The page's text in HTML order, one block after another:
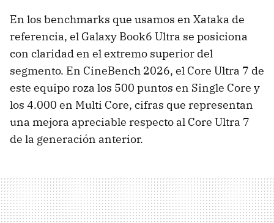
En los benchmarks que usamos en Xataka de
referencia, el Galaxy Book6 Ultra se posiciona
con claridad en el extremo superior del
segmento. En CineBench 2026, el Core Ultra 7 de
este equipo roza los 500 puntos en Single Core y
los 4.000 en Multi Core, cifras que representan
una mejora apreciable respecto al Core Ultra 7
de la generación anterior.